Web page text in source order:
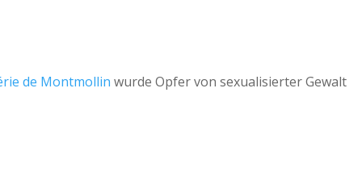
de Montmollin wurde Opfer von sexualisierter Gewalt